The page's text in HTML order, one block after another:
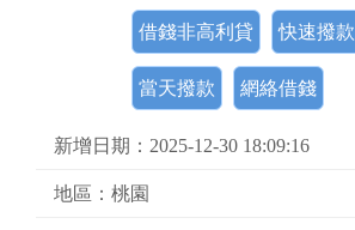
借錢非高利貸 快速撥款
當天撥款 網絡借錢
新增日期：2025-12-30 18:09:16
地區：桃園